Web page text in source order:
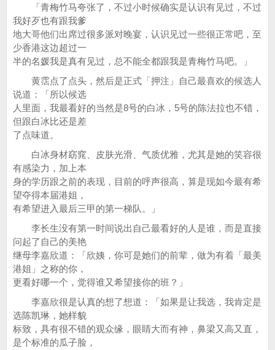
「青梅竹马夸张了，不过小时候确实是认识有见过，不过
我好歹也有跟我爹
地大哥他们出席过很多派对晚宴，认识见过一些很正常吧，至
少香港这边超过一
半的名媛我是真有见过，总不能全都跟我是青梅竹马吧。」
黄霑点了点头，然后是正式「押注」自己最喜欢的候选人
说道：「所以候选
人里面，我最看好的当然是8号的白冰，5号的陈法拉也不错，
但跟白冰比还是差
了点味道。
白冰身材窈窕、皮肤光滑、气质优雅，尤其是她的笑容很
有感染力，加上本
身的学历跟之前的表现，目前的呼声很高，算是现如今最有希
望夺得本届港姐，
有希望进入最后三甲的第一梯队。」
李长生没有第一时间说出自己最看好的人是谁，而是直接
问起了自己的美艳
继母李嘉欣道：「欣姨，你可是她们的前辈，做为有着「最美
港姐」之称的你，
更看好哪一个，觉得谁又希望接你的班？」
李嘉欣很是认真的想了想道：「如果是让我选，我肯定是
选陈凯琳，她样貌
标致，具有很不错的观众缘，眼睛大而有神，鼻梁又高又直，
是个标准的瓜子脸，